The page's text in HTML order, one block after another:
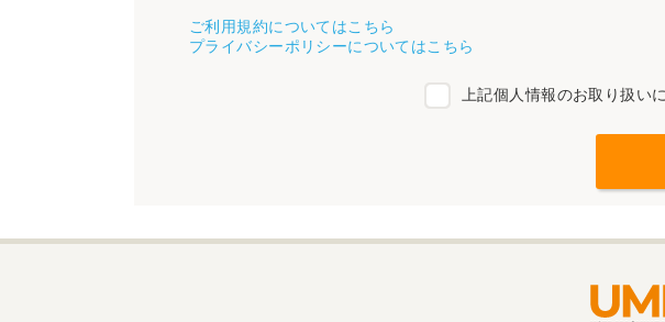
ご利用規約についてはこちら
プライバシーポリシーについてはこちら
上記個人情報のお取り扱い